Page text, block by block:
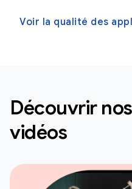
Voir la qualité des
Découvrir
vidéos